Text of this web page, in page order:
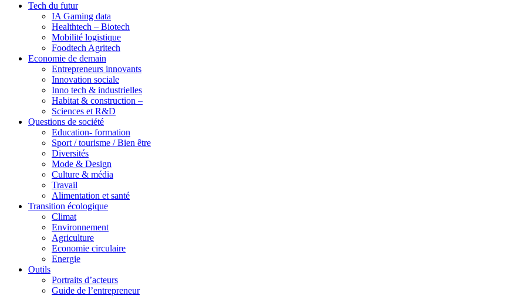
Tech du futur
IA Gaming data
Healthtech – Biotech
Mobilité logistique
Foodtech Agritech
Economie de demain
Entrepreneurs innovants
Innovation sociale
Inno tech & industrielles
Habitat & construction –
Sciences et R&D
Questions de société
Education- formation
Sport / tourisme / Bien être
Diversités
Mode & Design
Culture & média
Travail
Alimentation et santé
Transition écologique
Climat
Environnement
Agriculture
Economie circulaire
Energie
Outils
Portraits d’acteurs
Guide de l’entrepreneur